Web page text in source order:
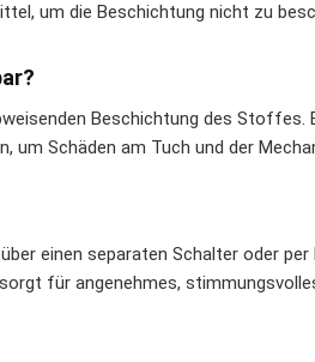
um die Beschichtung nicht zu
Beschichtung des Stoffes.
Schäden am Tuch und der
einen separaten Schalter oder per
für angenehmes,